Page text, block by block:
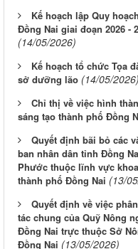
Kế hoạch lập Quy
Đồng Nai giai đoạn 2026 -
(14/05/2026)
Kế hoạch tổ chức Tọa
sở dưỡng lão (14/05/2026)
Chỉ thị về việc hình
sáng tạo thành phố Đồng
Quyết định bãi bỏ các
ban nhân dân tỉnh Đồng
Phước thuộc lĩnh vực
thành phố Đồng Nai (13/
Quyết định về việc
tác chung của Quỹ Nông
Đồng Nai trực thuộc Sở
Đồng Nai (13/05/2026)